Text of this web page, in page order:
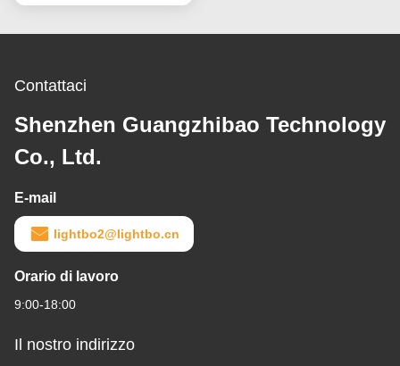
digitali
Contattaci
Shenzhen Guangzhibao Technology
Co., Ltd.
E-mail
lightbo2@lightbo.cn
Orario di lavoro
9:00-18:00
Il nostro indirizzo